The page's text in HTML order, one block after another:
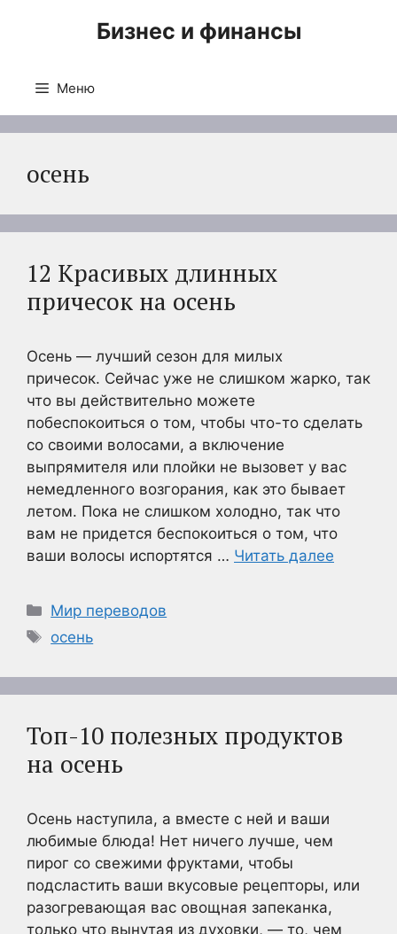
Бизнес и финансы
Меню
осень
12 Красивых длинных
причесок на осень
Осень — лучший сезон для милых
причесок. Сейчас уже не слишком жарко, так
что вы действительно можете
побеспокоиться о том, чтобы что-то сделать
со своими волосами, а включение
выпрямителя или плойки не вызовет у вас
немедленного возгорания, как это бывает
летом. Пока не слишком холодно, так что
вам не придется беспокоиться о том, что
ваши волосы испортятся … Читать далее
Рубрики
Мир переводов
Метки
осень
Топ-10 полезных продуктов
на осень
Осень наступила, а вместе с ней и ваши
любимые блюда! Нет ничего лучше, чем
пирог со свежими фруктами, чтобы
подсластить ваши вкусовые рецепторы, или
разогревающая вас овощная запеканка,
только что вынутая из духовки, — то, чем